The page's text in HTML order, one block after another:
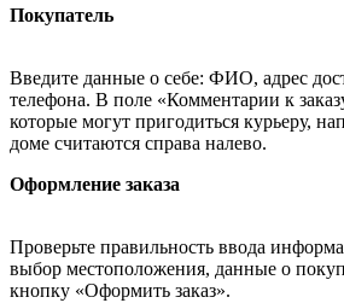
Покупатель
Введите данные о себе: ФИО, адрес
телефона. В поле «Комментарии к
которые могут пригодиться курьеру,
доме считаются справа налево.
Оформление заказа
Проверьте правильность ввода
выбор местоположения, данные о
кнопку «Оформить заказ».